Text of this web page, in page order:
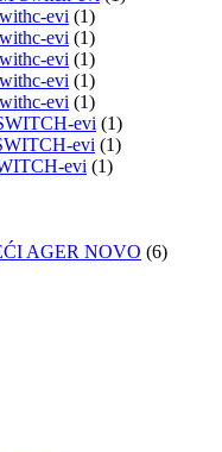
evi (1)
evi (1)
evi (1)
evi (1)
evi (1)
evi (1)
evi (1)
evi (1)
AGER NOVO (6)